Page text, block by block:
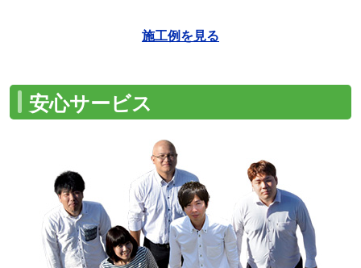
施工例を見る
安心サービス